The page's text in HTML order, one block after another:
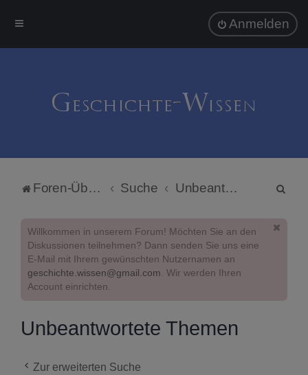
Anmelden
Foren-Übersicht Suche Unbeantwortete Themen
Willkommen in unserem Forum! Möchten Sie an den
Diskussionen teilnehmen? Dann senden Sie uns eine
E-Mail mit Ihrem gewünschten Nutzernamen an
geschichte.wissen@gmail.com. Wir werden Ihren
Account einrichten.
Unbeantwortete Themen
Zur erweiterten Suche